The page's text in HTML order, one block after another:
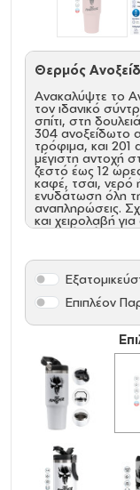
Θερμός
Ανακαλύψτε το
τον ιδανικό
σπίτι, στη
304 ανοξείδωτο
τρόφιμα, και 201
μέγιστη αντοχή
ζεστό έως 12
καφέ, τσάι, νερό
ενυδάτωση όλη
αναπληρώσεις.
και χειρολαβή
παντού. Χάρη στο
Χαρακτηριστικά:
Υψηλής
ατσάλι
ανοξείδωτο
Διπλά
Μεταφοράς
Ασφαλές και
Με λάστιχο
διαρροές,
στο
Εύκολο στο
Διαστάσεις:
Διάμετρος
Διάμετρος
Επιπλέον